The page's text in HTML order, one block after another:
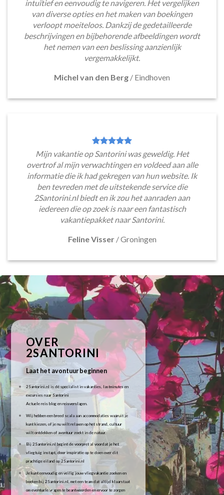
intuïtief en eenvoudig te navigeren. Het vergelijken
van diverse opties en het maken van boekingen
verloopt moeiteloos. Dankzij de gedetailleerde
beschrijvingen en bijbehorende afbeeldingen wordt
het nemen van een beslissing aanzienlijk
vergemakkelijkt.
Michel van den Berg / Eindhoven
Mijn vakantie op Santorini was geweldig. Het
overtrof al mijn verwachtingen en voldeed aan alle
informatie die ik had gekregen van hun website. Ik
ben tevreden met de uitstekende service die
2Santorini.nl biedt en ik zou het aanraden aan
iedereen die op zoek is naar een fantastisch
vakantiepakket naar Santorini.
Feline Visser /Groningen
OVER
2SANTORINI
Laat het avontuur beginnen
2Santorini.nl is dé specialist in vakanties, lastminutes en
excursies naar Santorini
Actuele reis blog en reisverslagen.
Wij hebben een breed scala aan accommodaties waaruit je
kunt kiezen, of je nu wilt relaxen op het strand, cultuur
wilt ontdekken of avontuur zoekt in de natuur.
Bij 2Santorini.nl begint de voorpret al voordat je het
vliegtuig instapt, door inspiratie op te doen over dit
prachtige eiland op 2Santorini.nl
Je kunt eenvoudig en veilig jouw vliegvakantie zoeken en
boeken bij 2Santorini.nl, met een team dat altijd klaarstaat
om eventuele vragen te beantwoorden en ervoor te zorgen